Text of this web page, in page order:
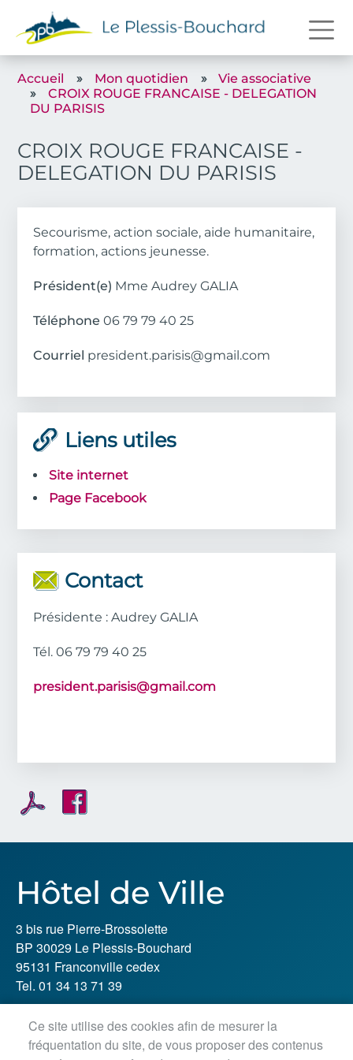
Accueil Mon quotidien
Vie associative
CROIX ROUGE FRANCAISE - DELEGATION
DU PARISIS
CROIX ROUGE FRANCAISE -
DELEGATION DU PARISIS
Body
Secourisme, action sociale, aide humanitaire,
formation, actions jeunesse.
Président(e) Mme Audrey GALIA
Téléphone 06 79 79 40 25
Courriel president.parisis@gmail.com
Liens utiles
Site internet
Page Facebook
Contact
Présidente : Audrey GALIA
Tél. 06 79 79 40 25
president.parisis@gmail.com
Hôtel de Ville
3 bis rue Pierre-Brossolette
BP 30029 Le Plessis-Bouchard
95131 Franconville cedex
Tel. 01 34 13 71 39
Horaires d'ouverture :
Ce site utilise des cookies afin de mesurer la
fréquentation du site, de vous proposer des contenus